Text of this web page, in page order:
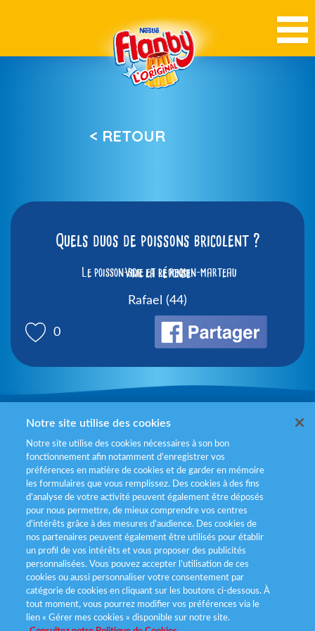
< RETOUR
Quels duos de poissons bricolent ?
Voir la réponse
Le poisson-scie et le requin-marteau
0
Rafael (44)
Mentions légales
Politiques de gestion des cookies
Politique données personnelles
Services consommateurs
Déclaration d’accessibilité
Notre site utilise des cookies
Notre site utilise des cookies nécessaires à son bon
fonctionnement afin notamment d’enregistrer vos
préférences en matière de cookies et de garder en mémoire
les formulaires que vous remplissez. Des cookies à des fins
d’analyse de votre activité peuvent également être déposés
pour nous permettre, de mieux comprendre vos centres
d'intérêts grâce à des mesures d’audience. Des cookies de
nos partenaires peuvent également être utilisés pour établir
un profil de vos intérêts et vous proposer des publicités
personnalisées. Vous pouvez accepter l’utilisation de ces
cookies ou aussi personnaliser votre consentement par
catégorie de cookies en cliquant sur les boutons ci-dessous. À
tout moment, vous pourrez modifier vos préférences via le
lien « Gérer mes cookies » disponible sur notre site.